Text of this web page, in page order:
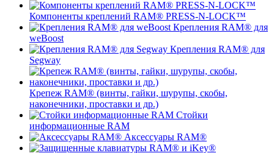
Компоненты креплений RAM® PRESS-N-LOCK™
Крепления RAM® для
weBoost
Крепления RAM® для
Segway
Крепеж RAM® (винты, гайки, шурупы, скобы,
наконечники, проставки и др.)
Стойки
информационные RAM
Аксессуары RAM®